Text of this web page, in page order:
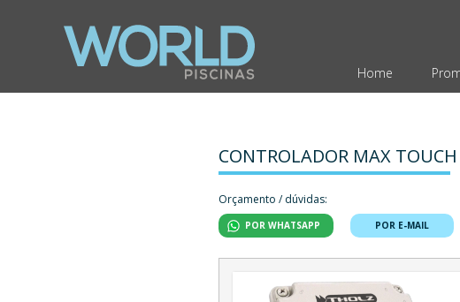
Home
CONTROLADOR MAX
Orçamento / dúvidas:
POR WHATSAPP POR E-MAIL